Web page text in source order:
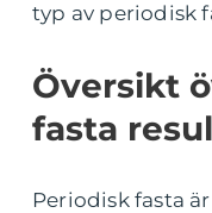
typ av periodisk
Översikt
fasta
Periodisk fasta